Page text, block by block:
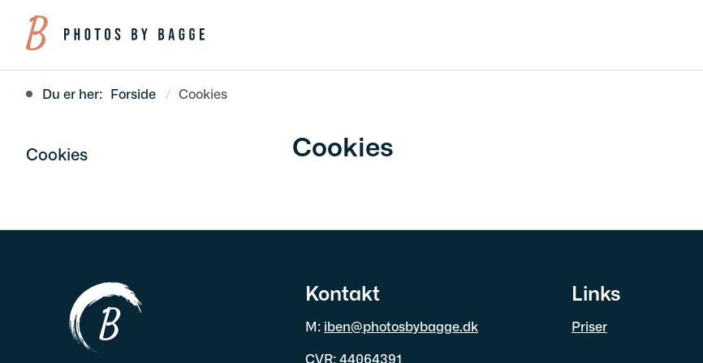
Du er her: Forside Cookies
Cookies Cookies
Kontakt
M: iben@photosbybagge.dk
CVR: 44064391
Links
Priser